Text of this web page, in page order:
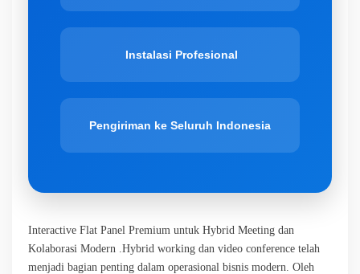
Instalasi Profesional
Pengiriman ke Seluruh Indonesia
Interactive Flat Panel Premium untuk Hybrid Meeting dan
Kolaborasi Modern .Hybrid working dan video conference telah
menjadi bagian penting dalam operasional bisnis modern. Oleh